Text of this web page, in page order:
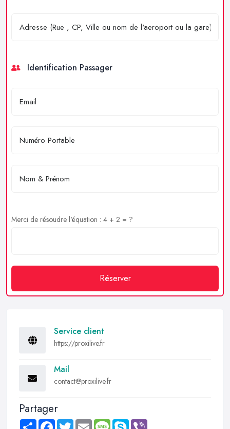
Identification Passager
Merci de résoudre l'équation : 4 + 2 = ?
Réserver
Service client
https://proxilive.fr
Mail
contact@proxilive.fr
Partager
Share FacebookTwitter Email MessageSkype